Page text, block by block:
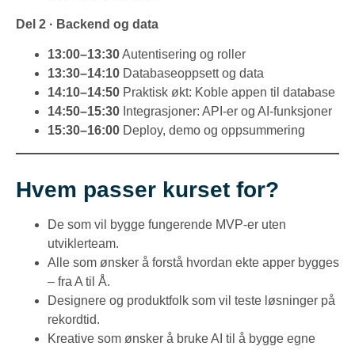
Del 2 · Backend og data
13:00–13:30Autentisering og roller
13:30–14:10 Databaseoppsett og data
14:10–14:50 Praktisk økt: Koble appen til database
14:50–15:30 Integrasjoner: API-er og AI-funksjoner
15:30–16:00 Deploy, demo og oppsummering
Hvem passer kurset for?
De som vil bygge fungerende MVP-er uten
utviklerteam.
Alle som ønsker å forstå hvordan ekte apper bygges
– fra A til Å.
Designere og produktfolk som vil teste løsninger på
rekordtid.
Kreative som ønsker å bruke AI til å bygge egne